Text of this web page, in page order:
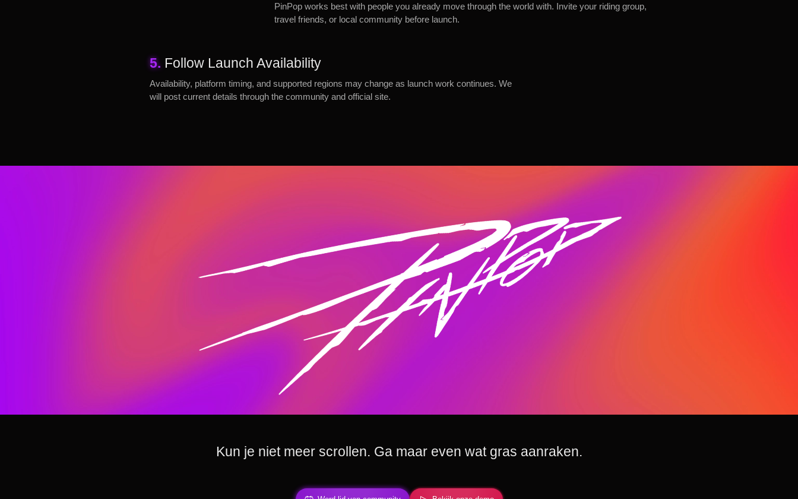
PinPop works best with people you already move through the world with. Invite your riding group,
travel friends, or local community before launch.
5. Follow Launch Availability
Availability, platform timing, and supported regions may change as launch work continues. We
will post current details through the community and official site.
Kun je niet meer scrollen. Ga maar even wat gras aanraken.